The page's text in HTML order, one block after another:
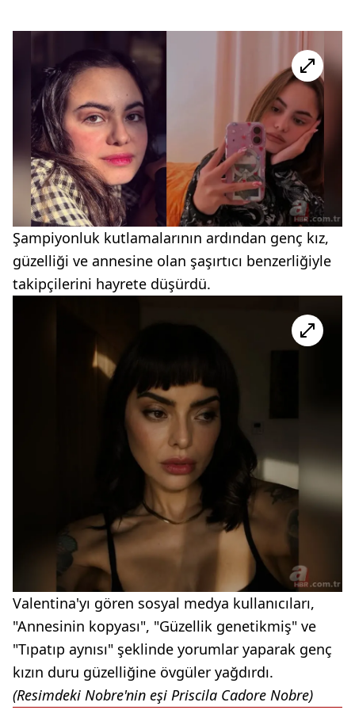
Şampiyonluk kutlamalarının ardından genç kız,
güzelliği ve annesine olan şaşırtıcı benzerliğiyle
takipçilerini hayrete düşürdü.
Valentina'yı gören sosyal medya kullanıcıları,
"Annesinin kopyası", "Güzellik genetikmiş" ve
"Tıpatıp aynısı" şeklinde yorumlar yaparak genç
kızın duru güzelliğine övgüler yağdırdı.
(Resimdeki Nobre'nin eşi Priscila Cadore Nobre)